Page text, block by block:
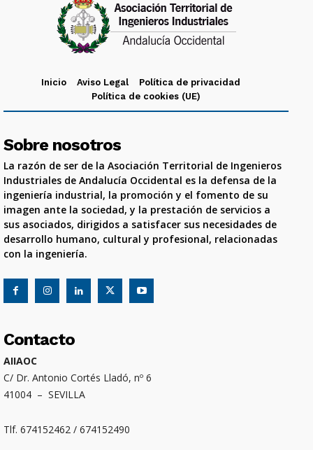
Inicio Aviso Legal
Política de privacidad
Política de cookies (UE)
Sobre nosotros
La razón de ser de la Asociación Territorial de Ingenieros
Industriales de Andalucía Occidental es la defensa de la
ingeniería industrial, la promoción y el fomento de su
imagen ante la sociedad, y la prestación de servicios a
sus asociados, dirigidos a satisfacer sus necesidades de
desarrollo humano, cultural y profesional, relacionadas
con la ingeniería.
Contacto
AIIAOC
C/ Dr. Antonio Cortés Lladó, nº 6
41004 – SEVILLA
Tlf. 674152462 / 674152490